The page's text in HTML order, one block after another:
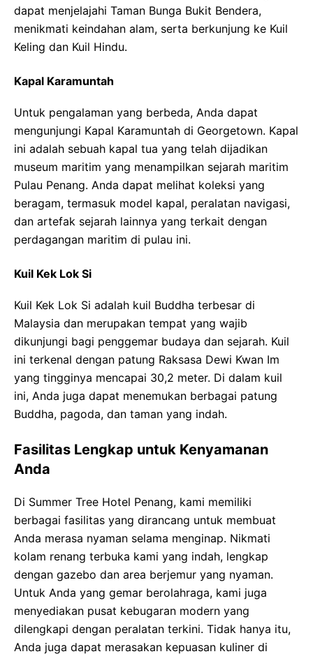
dapat menjelajahi Taman Bunga Bukit Bendera,
menikmati keindahan alam, serta berkunjung ke Kuil
Keling dan Kuil Hindu.
Kapal Karamuntah
Untuk pengalaman yang berbeda, Anda dapat
mengunjungi Kapal Karamuntah di Georgetown. Kapal
ini adalah sebuah kapal tua yang telah dijadikan
museum maritim yang menampilkan sejarah maritim
Pulau Penang. Anda dapat melihat koleksi yang
beragam, termasuk model kapal, peralatan navigasi,
dan artefak sejarah lainnya yang terkait dengan
perdagangan maritim di pulau ini.
Kuil Kek Lok Si
Kuil Kek Lok Si adalah kuil Buddha terbesar di
Malaysia dan merupakan tempat yang wajib
dikunjungi bagi penggemar budaya dan sejarah. Kuil
ini terkenal dengan patung Raksasa Dewi Kwan Im
yang tingginya mencapai 30,2 meter. Di dalam kuil
ini, Anda juga dapat menemukan berbagai patung
Buddha, pagoda, dan taman yang indah.
Fasilitas Lengkap untuk Kenyamanan
Anda
Di Summer Tree Hotel Penang, kami memiliki
berbagai fasilitas yang dirancang untuk membuat
Anda merasa nyaman selama menginap. Nikmati
kolam renang terbuka kami yang indah, lengkap
dengan gazebo dan area berjemur yang nyaman.
Untuk Anda yang gemar berolahraga, kami juga
menyediakan pusat kebugaran modern yang
dilengkapi dengan peralatan terkini. Tidak hanya itu,
Anda juga dapat merasakan kepuasan kuliner di